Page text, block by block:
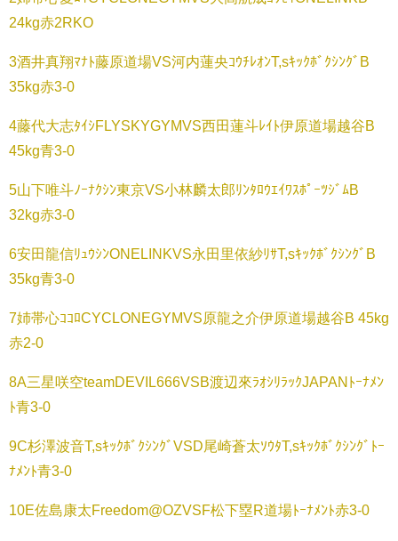
24kg赤2RKO
3酒井真翔ﾏﾅﾄ藤原道場VS河内蓮央ｺｳﾁﾚｵﾝT,sｷｯｸﾎﾞｸｼﾝｸﾞB
35kg赤3-0
4藤代大志ﾀｲｼFLYSKYGYMVS西田蓮斗ﾚｲﾄ伊原道場越谷B
45kg青3-0
5山下唯斗ﾉｰﾅｸｼﾝ東京VS小林麟太郎ﾘﾝﾀﾛｳｴｲﾜｽﾎﾟｰﾂｼﾞﾑB
32kg赤3-0
6安田龍信ﾘｭｳｼﾝONELINKVS永田里依紗ﾘｻT,sｷｯｸﾎﾞｸｼﾝｸﾞB
35kg青3-0
7姉帯心ｺｺﾛCYCLONEGYMVS原龍之介伊原道場越谷B 45kg
赤2-0
8A三星咲空teamDEVIL666VSB渡辺來ﾗｵｼﾘﾗｯｸJAPANﾄｰﾅﾒﾝ
ﾄ青3-0
9C杉澤波音T,sｷｯｸﾎﾞｸｼﾝｸﾞVSD尾崎蒼太ｿｳﾀT,sｷｯｸﾎﾞｸｼﾝｸﾞﾄｰ
ﾅﾒﾝﾄ青3-0
10E佐島康太Freedom@OZVSF松下塁R道場ﾄｰﾅﾒﾝﾄ赤3-0